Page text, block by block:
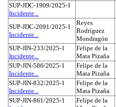
SUP-JDC-1909/2025-1
Incidente...
SUP-JDC-2091/2025-1
Incidente...
Reyes
Rodríguez
Mondragón
SUP-JIN-233/2025-1
Incidente...
Felipe de la
Mata Pizaña
SUP-JIN-586/2025-1
Incidente...
Felipe de la
Mata Pizaña
SUP-JIN-832/2025-1
Incidente...
Felipe de la
Mata Pizaña
SUP-JIN-861/2025-1
Felipe de la